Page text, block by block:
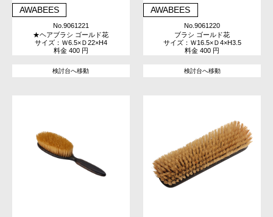
AWABEES
No.9061221
★ヘアブラシ ゴールド花
サイズ：Ｗ6.5×Ｄ22×H4
料金 400 円
検討台へ移動
AWABEES
No.9061220
ブラシ ゴールド花
サイズ：Ｗ16.5×Ｄ4×H3.5
料金 400 円
検討台へ移動